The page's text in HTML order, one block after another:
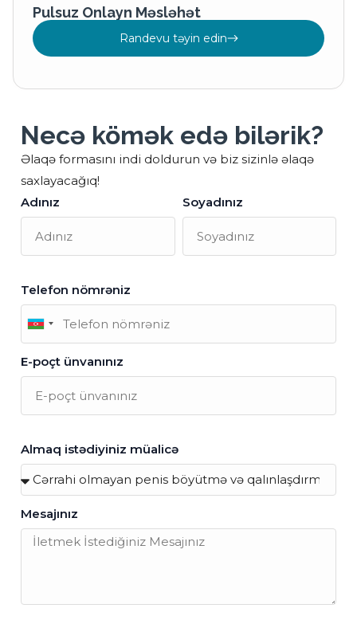
Pulsuz Onlayn Məsləhət
Randevu təyin edin
Necə kömək edə bilərik?
Əlaqə formasını indi doldurun və biz sizinlə əlaqə
saxlayacağıq!
Adınız
Soyadınız
Telefon nömrəniz
Azerbaijan
E-poçt ünvanınız
Almaq istədiyiniz müalicə
Mesajınız